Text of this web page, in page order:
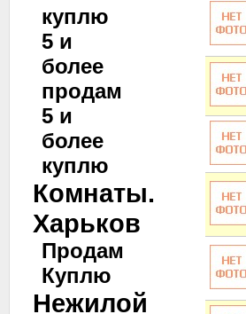
куплю
5 и
более
продам
5 и
более
куплю
Комнаты.
Харьков
Продам
Куплю
Нежилой